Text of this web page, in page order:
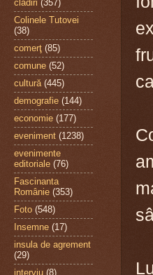
clădiri (357)
Colinele Tutovei
(38)
comerţ (85)
comune (52)
cultură (445)
demografie (144)
economie (177)
eveniment (1238)
evenimente
editoriale (76)
Fascinanta
Românie (353)
Foto (548)
Insemne (17)
insula de agrement
(29)
interviu (8)